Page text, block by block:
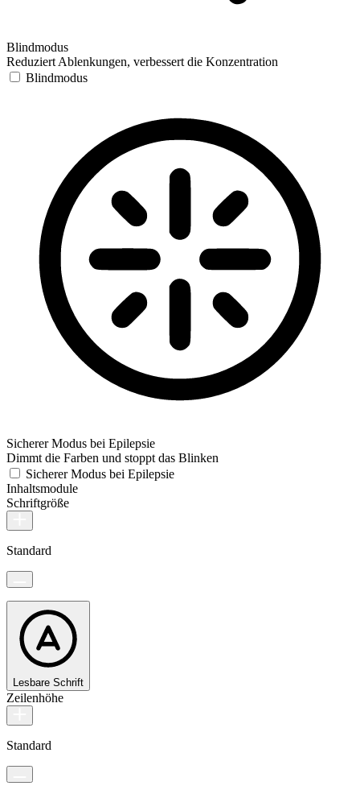
Blindmodus
Reduziert Ablenkungen, verbessert die Konzentration
Blindmodus
Sicherer Modus bei Epilepsie
Dimmt die Farben und stoppt das Blinken
Sicherer Modus bei Epilepsie
Inhaltsmodule
Schriftgröße
Standard
Lesbare Schrift
Zeilenhöhe
Standard